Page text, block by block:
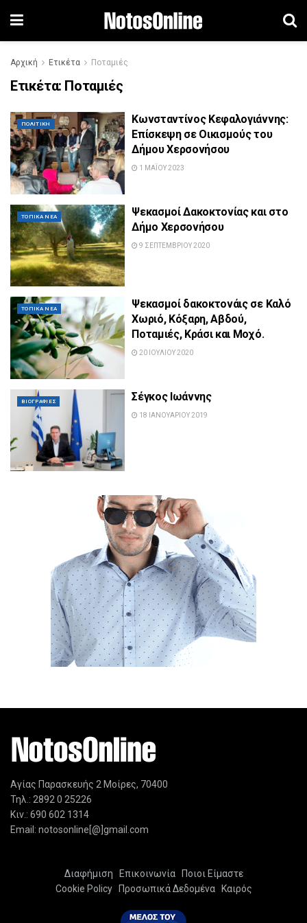
Αρχική Ετικέτα Ποταμιές
Ετικέτα: Ποταμιές
ΠΟΛΙΤΙΚΉ
Κωνσταντίνος Κεφαλογιάννης:
Επίσκεψη σε Οικισμούς του
Δήμου Χερσονήσου
1 ΜΑΪ́ΟΥ 2023
ΤΟΠΙΚΆ ΝΈΑ
Ψεκασμοί Δακοκτονίας και στο
Δήμο Χερσονήσου
9 ΣΕΠΤΕΜΒΡΊΟΥ 2020
ΤΟΠΙΚΆ ΝΈΑ
Ψεκασμοί δακοκτονάις σε Καλό
Χωριό, Κόξαρη, Αβδού,
Ποταμιές, Κράσι και Μοχό.
20 ΙΟΥΛΊΟΥ 2020
ΒΙΟΓΡΑΦΊΕΣ Σέγκος Ιωάννης
18 ΙΑΝΟΥΑΡΊΟΥ 2019
Αγίας Παρασκευής 2 Μοίρες, 70400
Τηλ.: 2892 0 25226
Κιν.: 690 602 1314
Email: notosonline[@]gmail.com
Διαφήμιση Επικοινωνία
Ποιοι Είμαστε
Cookie Policy
Προσωπικά Δεδομένα Καιρός